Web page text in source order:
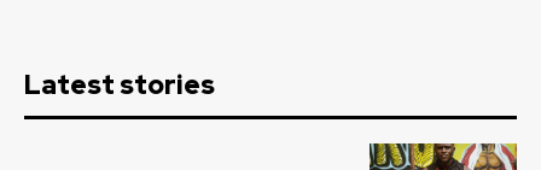
Latest stories